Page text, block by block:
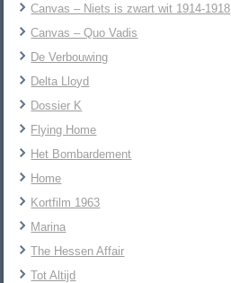
Canvas – Niets is zwart wit 1914-1918
Canvas – Quo Vadis
De Verbouwing
Delta Lloyd
Dossier K
Flying Home
Het Bombardement
Home
Kortfilm 1963
Marina
The Hessen Affair
Tot Altijd